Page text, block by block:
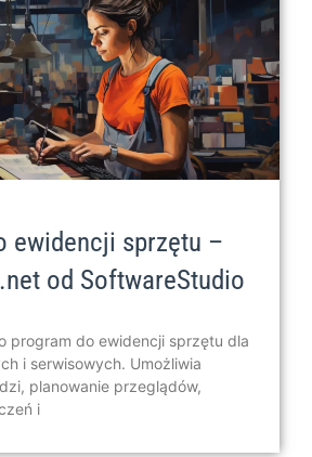
ewidencji sprzętu –
od SoftwareStudio
program do ewidencji sprzętu dla
i serwisowych. Umożliwia
planowanie przeglądów,
i